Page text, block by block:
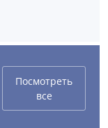
Посмотреть
все